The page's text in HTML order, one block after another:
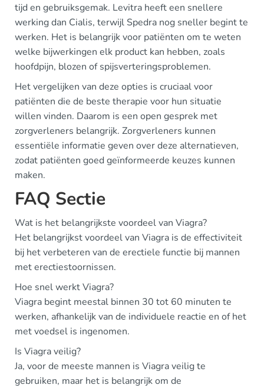
tijd en gebruiksgemak. Levitra heeft een snellere
werking dan Cialis, terwijl Spedra nog sneller begint te
werken. Het is belangrijk voor patiënten om te weten
welke bijwerkingen elk product kan hebben, zoals
hoofdpijn, blozen of spijsverteringsproblemen.
Het vergelijken van deze opties is cruciaal voor
patiënten die de beste therapie voor hun situatie
willen vinden. Daarom is een open gesprek met
zorgverleners belangrijk. Zorgverleners kunnen
essentiële informatie geven over deze alternatieven,
zodat patiënten goed geïnformeerde keuzes kunnen
maken.
FAQ Sectie
Wat is het belangrijkste voordeel van Viagra?
Het belangrijkst voordeel van Viagra is de effectiviteit
bij het verbeteren van de erectiele functie bij mannen
met erectiestoornissen.
Hoe snel werkt Viagra?
Viagra begint meestal binnen 30 tot 60 minuten te
werken, afhankelijk van de individuele reactie en of het
met voedsel is ingenomen.
Is Viagra veilig?
Ja, voor de meeste mannen is Viagra veilig te
gebruiken, maar het is belangrijk om de